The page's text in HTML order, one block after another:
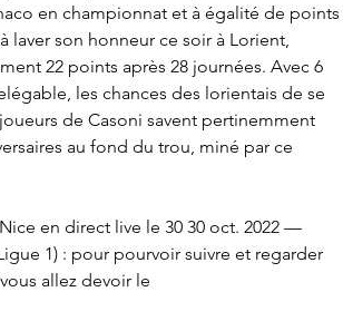
en championnat et à égalité de points
laver son honneur ce soir à Lorient,
22 points après 28 journées. Avec 6
les chances des lorientais de se
de Casoni savent pertinemment
au fond du trou, miné par ce
en direct live le 30 30 oct. 2022 —
1) : pour pourvoir suivre et regarder
allez devoir le